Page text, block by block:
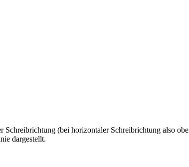
Schreibrichtung (bei horizontaler Schreibrichtung also
dargestellt.